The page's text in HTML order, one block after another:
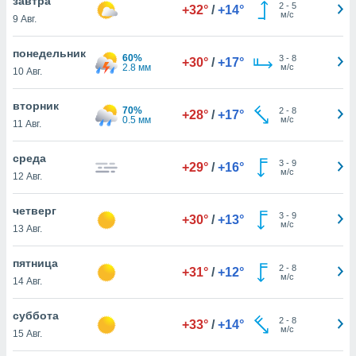
действия
на веб-
основе.
нашей
cookie
в
ВЫ
9 Авг.
+32° / +14° 2- 5
м/с
понедельник
10 Авг.
60%
2.8 мм
+30° / +17° 3- 8
м/с
вторник
11 Авг.
70%
0.5 мм
+28° / +17° 2- 8
м/с
среда
12 Авг.
+29° / +16° 3- 9
м/с
четверг
13 Авг.
+30° / +13° 3- 9
м/с
пятница
14 Авг.
+31° / +12° 2- 8
м/с
суббота
15 Авг.
+33° / +14° 2- 8
м/с